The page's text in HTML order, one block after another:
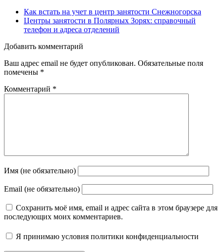
Как встать на учет в центр занятости Снежногорска
Центры занятости в Полярных Зорях: справочный
телефон и адреса отделений
Добавить комментарий
Ваш адрес email не будет опубликован. Обязательные поля
помечены *
Комментарий *
Имя (не обязательно)
Email (не обязательно)
Сохранить моё имя, email и адрес сайта в этом браузере для
последующих моих комментариев.
Я принимаю условия политики конфиденциальности